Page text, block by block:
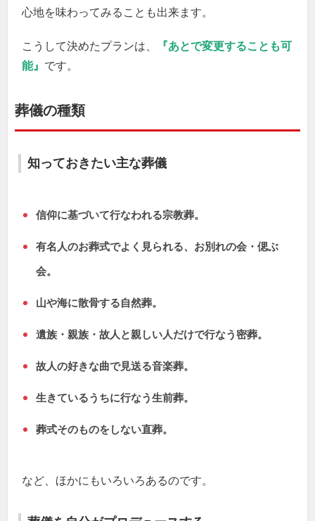
心地を味わってみることも出来ます。
こうして決めたプランは、
『あとで変更することも可
能』 です。
葬儀の種類
知っておきたい主な葬儀
信仰に基づいて行なわれる宗教葬。
有名人のお葬式でよく見られる、お別れの会・偲ぶ
会。
山や海に散骨する自然葬。
遺族・親族・故人と親しい人だけで行なう密葬。
故人の好きな曲で見送る音楽葬。
生きているうちに行なう生前葬。
葬式そのものをしない直葬。
など、ほかにもいろいろあるのです。